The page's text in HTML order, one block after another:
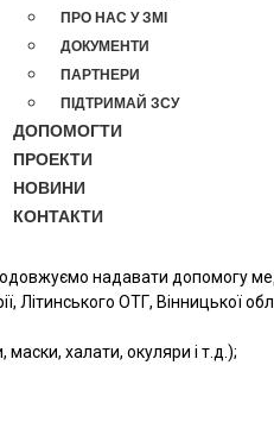
ПРО НАС У ЗМІ
ДОКУМЕНТИ
ПАРТНЕРИ
ПІДТРИМАЙ ЗСУ
ДОПОМОГТИ
ПРОЕКТИ
НОВИНИ
КОНТАКТИ
надавати допомогу
Літинського ОТГ, Вінницької
халати, окуляри і т.д.);